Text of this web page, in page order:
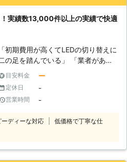
水銀に関する水俣条約」以降、各電
め、現在は過去に製造した製品在庫が
通するのみとなっています。 体育
施設や工場管理者の方々にとって
、多額の施工費用の捻出にお困りだ
事に特化した私どもSME株式会社にご
9月和歌山県の知事認定を頂き、
実績数13,000件以上の実績で快適
「初期費用が高くてLEDの切り替えに
の足を踏んでいる」 「業者があり
すぎてどこを選んだらいいかわからな
い…」 「LEDがすぐに切れたらどうし
う…。無料で交換してくれる保証が
ると嬉しい」 上記のようなLEDに
ダカラにお任せください。弊社は全
目安料金 ー
定休日 -
営業時間 -
ーディーな対応
低価格で丁寧な仕